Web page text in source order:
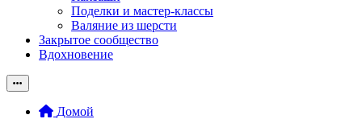
Поделки и мастер-классы
Валяние из шерсти
Закрытое сообщество
Вдохновение
Домой